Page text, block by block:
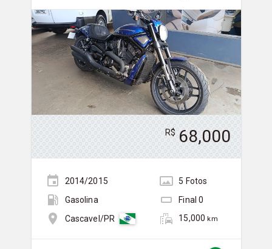
R$ 68,000
2014/2015 5 Fotos
Gasolina
Final0
Cascavel/PR
15,000 km